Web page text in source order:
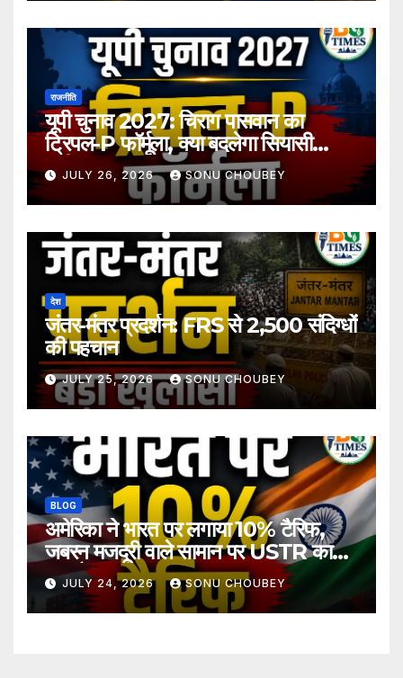
राजनीति
यूपी चुनाव 2027: चिराग पासवान का
ट्रिपल-P फॉर्मूला, क्या बदलेगा सियासी
समीकरण?
JULY 26, 2026 SONU CHOUBEY
देश
जंतर-मंतर प्रदर्शन: FRS से 2,500 संदिग्धों
की पहचान
JULY 25, 2026 SONU CHOUBEY
BLOG
अमेरिका ने भारत पर लगाया 10% टैरिफ,
जबरन मजदूरी वाले सामान पर USTR का
बड़ा फैसला
JULY 24, 2026 SONU CHOUBEY